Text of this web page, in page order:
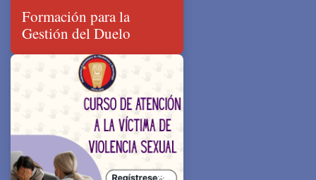
Formación para la
Gestión del Duelo